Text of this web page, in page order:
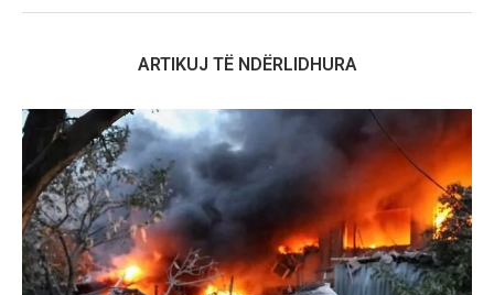
ARTIKUJ TË NDËRLIDHURA